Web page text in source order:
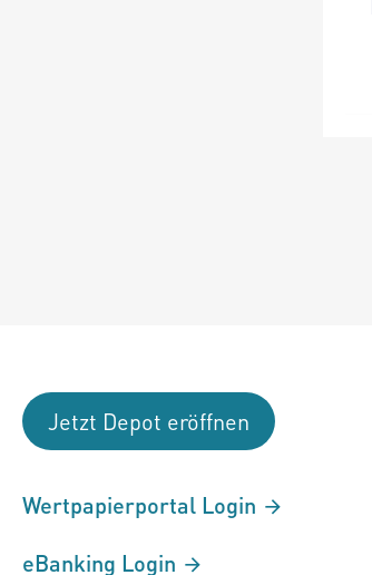
Jetzt Depot eröffnen
Wertpapierportal Login
eBanking Login